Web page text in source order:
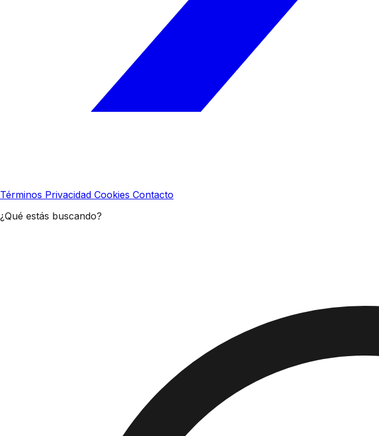
Términos Privacidad Cookies Contacto
¿Qué estás buscando?